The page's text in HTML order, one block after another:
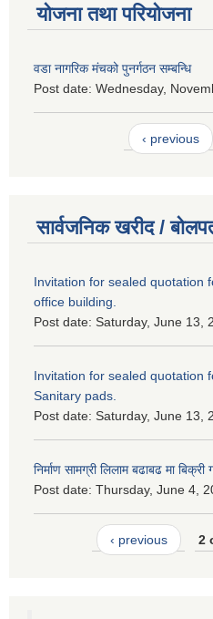
योजना तथा परियोजना
वडा नागरिक मंचको पुनर्गठन सम्बन्धि
Post date: Wednesday,
‹ previous
सार्वजनिक खरीद /
Invitation for sealed quotation
office building.
Post date: Saturday, June 13,
Invitation for sealed quotation
Sanitary pads.
Post date: Saturday, June 13,
निर्माण सामग्री लिलाम बढाबढ मा बिक्री
Post date: Thursday, June 4,
‹ previous 2